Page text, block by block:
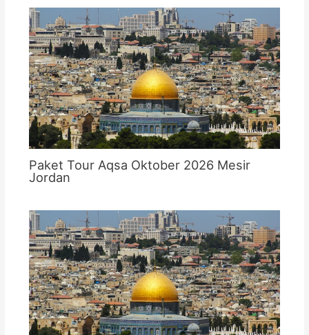
Paket Tour Aqsa Oktober 2026 Mesir
Jordan